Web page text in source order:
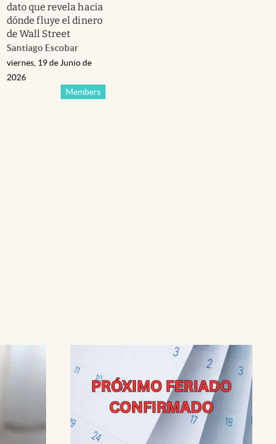
dato que revela hacia
dónde fluye el dinero
de Wall Street
Santiago Escobar
Members
viernes, 19 de Junio de
2026